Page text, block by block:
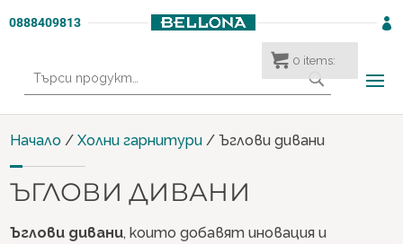
0888409813 
за:
Начало /Холни гарнитури / Ъглови дивани
ЪГЛОВИ ДИВАНИ
Ъглови дивани, които добавят иновация и
0 items: